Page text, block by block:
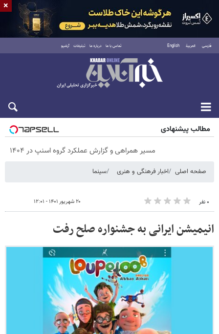
فارسی العربية English تماس با ما درباره ما تبلیغات آرشیو
شنبه ۱۷ مرداد ۱۴۰۵
مطالب پیشنهادی
مسیر همراهی و گزارش عملکرد گروه اسنپ در ۱۴۰۴
صفحه اصلی اخبار فرهنگی و هنری سینما
۰ نفر ۲۰ شهریور ۱۴۰۱ - ۱۲:۰۱
انیمیشن ایرانی به جشنواره صلح رفت
×